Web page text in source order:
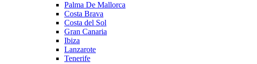
Palma De Mallorca
Costa Brava
Costa del Sol
Gran Canaria
Ibiza
Lanzarote
Tenerife